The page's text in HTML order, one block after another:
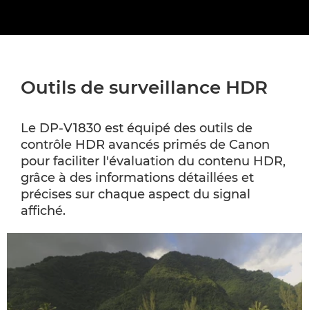
Outils de surveillance HDR
Le DP-V1830 est équipé des outils de
contrôle HDR avancés primés de Canon
pour faciliter l'évaluation du contenu HDR,
grâce à des informations détaillées et
précises sur chaque aspect du signal
affiché.